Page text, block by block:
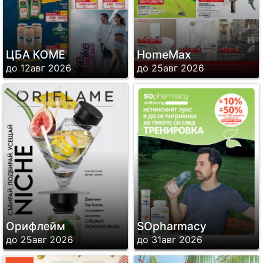
ЦБА КОМЕ
до 12авг 2026
HomeMax
до 25авг 2026
Орифлейм
до 25авг 2026
SОpharmacy
до 31авг 2026